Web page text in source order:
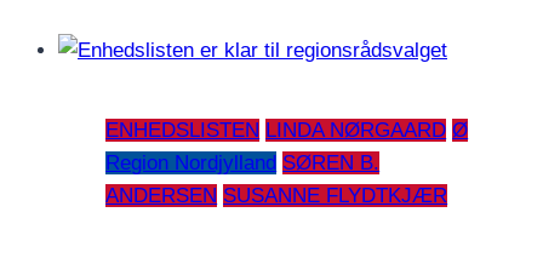
ENHEDSLISTEN LINDA NØRGAARD Ø
Region Nordjylland SØREN B.
ANDERSEN SUSANNE FLYDTKJÆR